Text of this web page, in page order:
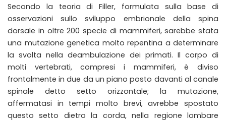
Secondo la teoria di Filler, formulata sulla base di
osservazioni sullo sviluppo embrionale della spina
dorsale in oltre 200 specie di mammiferi, sarebbe stata
una mutazione genetica molto repentina a determinare
la svolta nella deambulazione dei primati. Il corpo di
molti vertebrati, compresi i mammiferi, è diviso
frontalmente in due da un piano posto davanti al canale
spinale detto setto orizzontale; la mutazione,
affermatasi in tempi molto brevi, avrebbe spostato
questo setto dietro la corda, nella regione lombare